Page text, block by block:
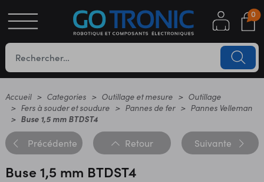
0
Accueil Categories Outillage et mesure
Outillage
Fers à souder et soudure
Pannes de fer
Pannes Velleman
Buse 1,5 mm BTDST4
Précédente Retour Suivante
Buse 1,5 mm BTDST4